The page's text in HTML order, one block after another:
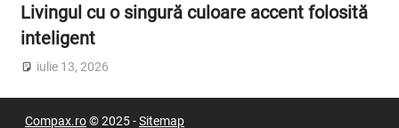
Livingul cu o singură culoare accent folosită
inteligent
iulie 13, 2026
Compax.ro© 2025 -Sitemap